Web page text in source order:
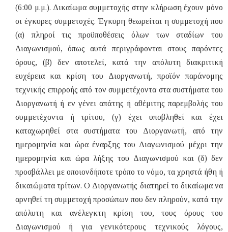
(6:00 μ.μ.). Δικαίωμα συμμετοχής στην κλήρωση έχουν μόνο
οι έγκυρες συμμετοχές. Έγκυρη θεωρείται η συμμετοχή που
(α) πληροί τις προϋποθέσεις όλων των σταδίων του
Διαγωνισμού, όπως αυτά περιγράφονται στους παρόντες
όρους, (β) δεν αποτελεί, κατά την απόλυτη διακριτική
ευχέρεια και κρίση του Διοργανωτή, προϊόν παράνομης
τεχνικής επιρροής από τον συμμετέχοντα στα συστήματα του
Διοργανωτή ή εν γένει απάτης ή αθέμιτης παρεμβολής του
συμμετέχοντα ή τρίτου, (γ) έχει υποβληθεί και έχει
καταχωρηθεί στα συστήματα του Διοργανωτή, από την
ημερομηνία και ώρα έναρξης του Διαγωνισμού μέχρι την
ημερομηνία και ώρα λήξης του Διαγωνισμού και (δ) δεν
προσβάλλει με οποιονδήποτε τρόπο το νόμο, τα χρηστά ήθη ή
δικαιώματα τρίτων. Ο Διοργανωτής διατηρεί το δικαίωμα να
αρνηθεί τη συμμετοχή προσώπων που δεν πληρούν, κατά την
απόλυτη και ανέλεγκτη κρίση του, τους όρους του
Διαγωνισμού ή για γενικότερους τεχνικούς λόγους,